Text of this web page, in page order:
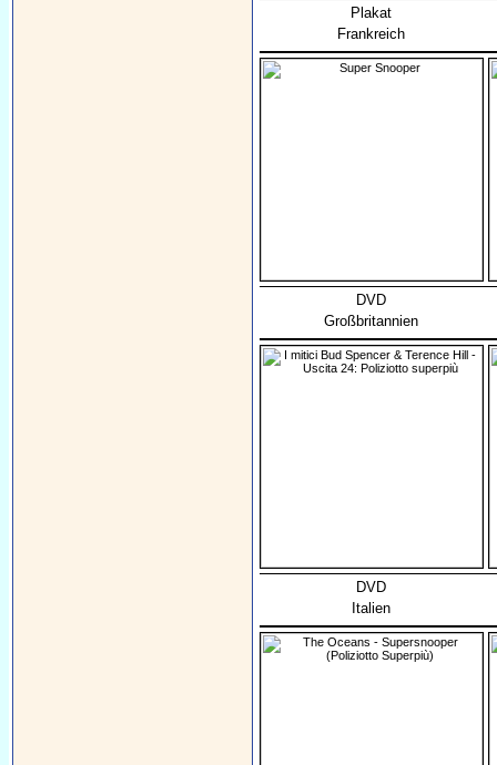
Plakat
Frankreich
DVD
Großbritannien
DVD
Italien